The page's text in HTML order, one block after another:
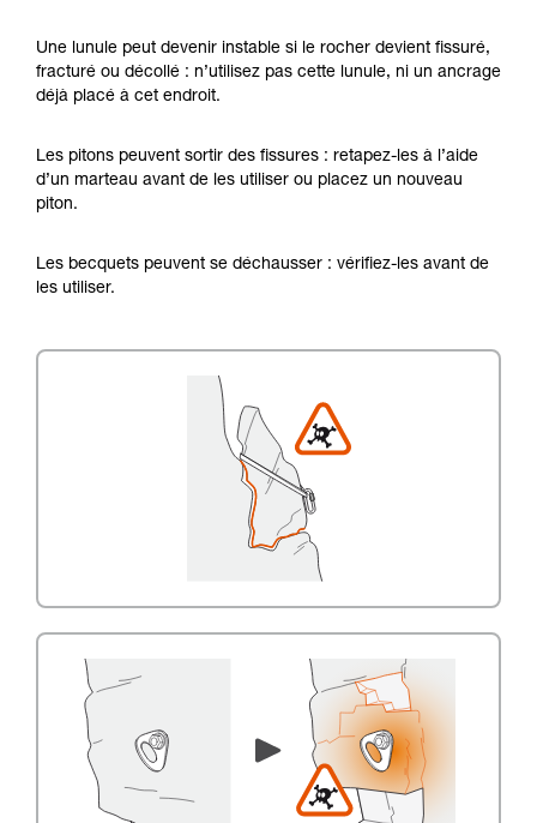
Une lunule peut devenir instable si le rocher devient fissuré,
fracturé ou décollé : n’utilisez pas cette lunule, ni un ancrage
déjà placé à cet endroit.
Les pitons peuvent sortir des fissures : retapez-les à l’aide
d’un marteau avant de les utiliser ou placez un nouveau
piton.
Les becquets peuvent se déchausser : vérifiez-les avant de
les utiliser.